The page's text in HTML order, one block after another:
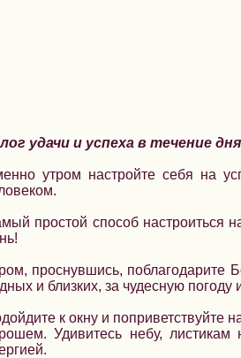
удачи и успеха в течение
утром настройте себя на
простой способ настроиться
проснувшись, поблагодарите
и близких, за чудесную погоду
к окну и
Удивитесь небу,